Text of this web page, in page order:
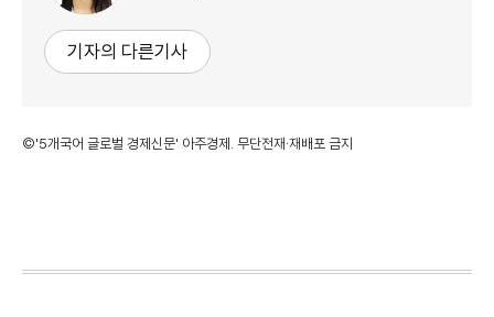
기자의 다른기사
©'5개국어 글로벌 경제신문' 아주경제. 무단전재·재배포 금지